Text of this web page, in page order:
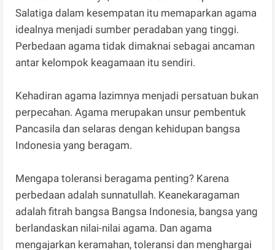
Salatiga dalam kesempatan itu memaparkan agama
idealnya menjadi sumber peradaban yang tinggi.
Perbedaan agama tidak dimaknai sebagai ancaman
antar kelompok keagamaan itu sendiri.
Kehadiran agama lazimnya menjadi persatuan bukan
perpecahan. Agama merupakan unsur pembentuk
Pancasila dan selaras dengan kehidupan bangsa
Indonesia yang beragam.
Mengapa toleransi beragama penting? Karena
perbedaan adalah sunnatullah. Keanekaragaman
adalah fitrah bangsa Bangsa Indonesia, bangsa yang
berlandaskan nilai-nilai agama. Dan agama
mengajarkan keramahan, toleransi dan menghargai